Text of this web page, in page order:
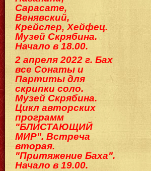
Сарасате,
Венявский,
Крейслер, Хейфец.
Музей Скрябина.
Начало в 18.00.
2 апреля 2022 г. Бах
все Сонаты и
Партиты для
скрипки соло.
Музей Скрябина.
Цикл авторских
программ
"БЛИСТАЮЩИЙ
МИР". Встреча
вторая.
"Притяжение Баха".
Начало в 19.00.